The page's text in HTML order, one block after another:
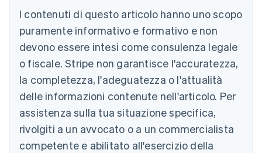
I contenuti di questo articolo hanno uno scopo
puramente informativo e formativo e non
devono essere intesi come consulenza legale
o fiscale. Stripe non garantisce l'accuratezza,
la completezza, l'adeguatezza o l'attualità
delle informazioni contenute nell'articolo. Per
assistenza sulla tua situazione specifica,
rivolgiti a un avvocato o a un commercialista
competente e abilitato all'esercizio della
Belgio
Nederlands FrançaisDeutschEnglish
Brasile
Português English
Bulgaria
English
Canada
EnglishFrançais
Cina continentale
简体中文
Cipro
English